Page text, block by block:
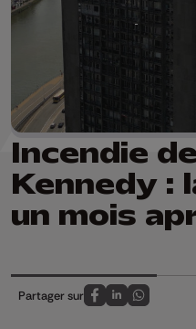
Incendie
Kennedy :
un mois
Partager sur
Partagez sur
Partagez sur
Partagez